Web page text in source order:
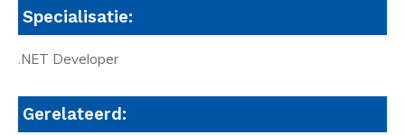
Specialisatie:
.NET Developer
Gerelateerd: